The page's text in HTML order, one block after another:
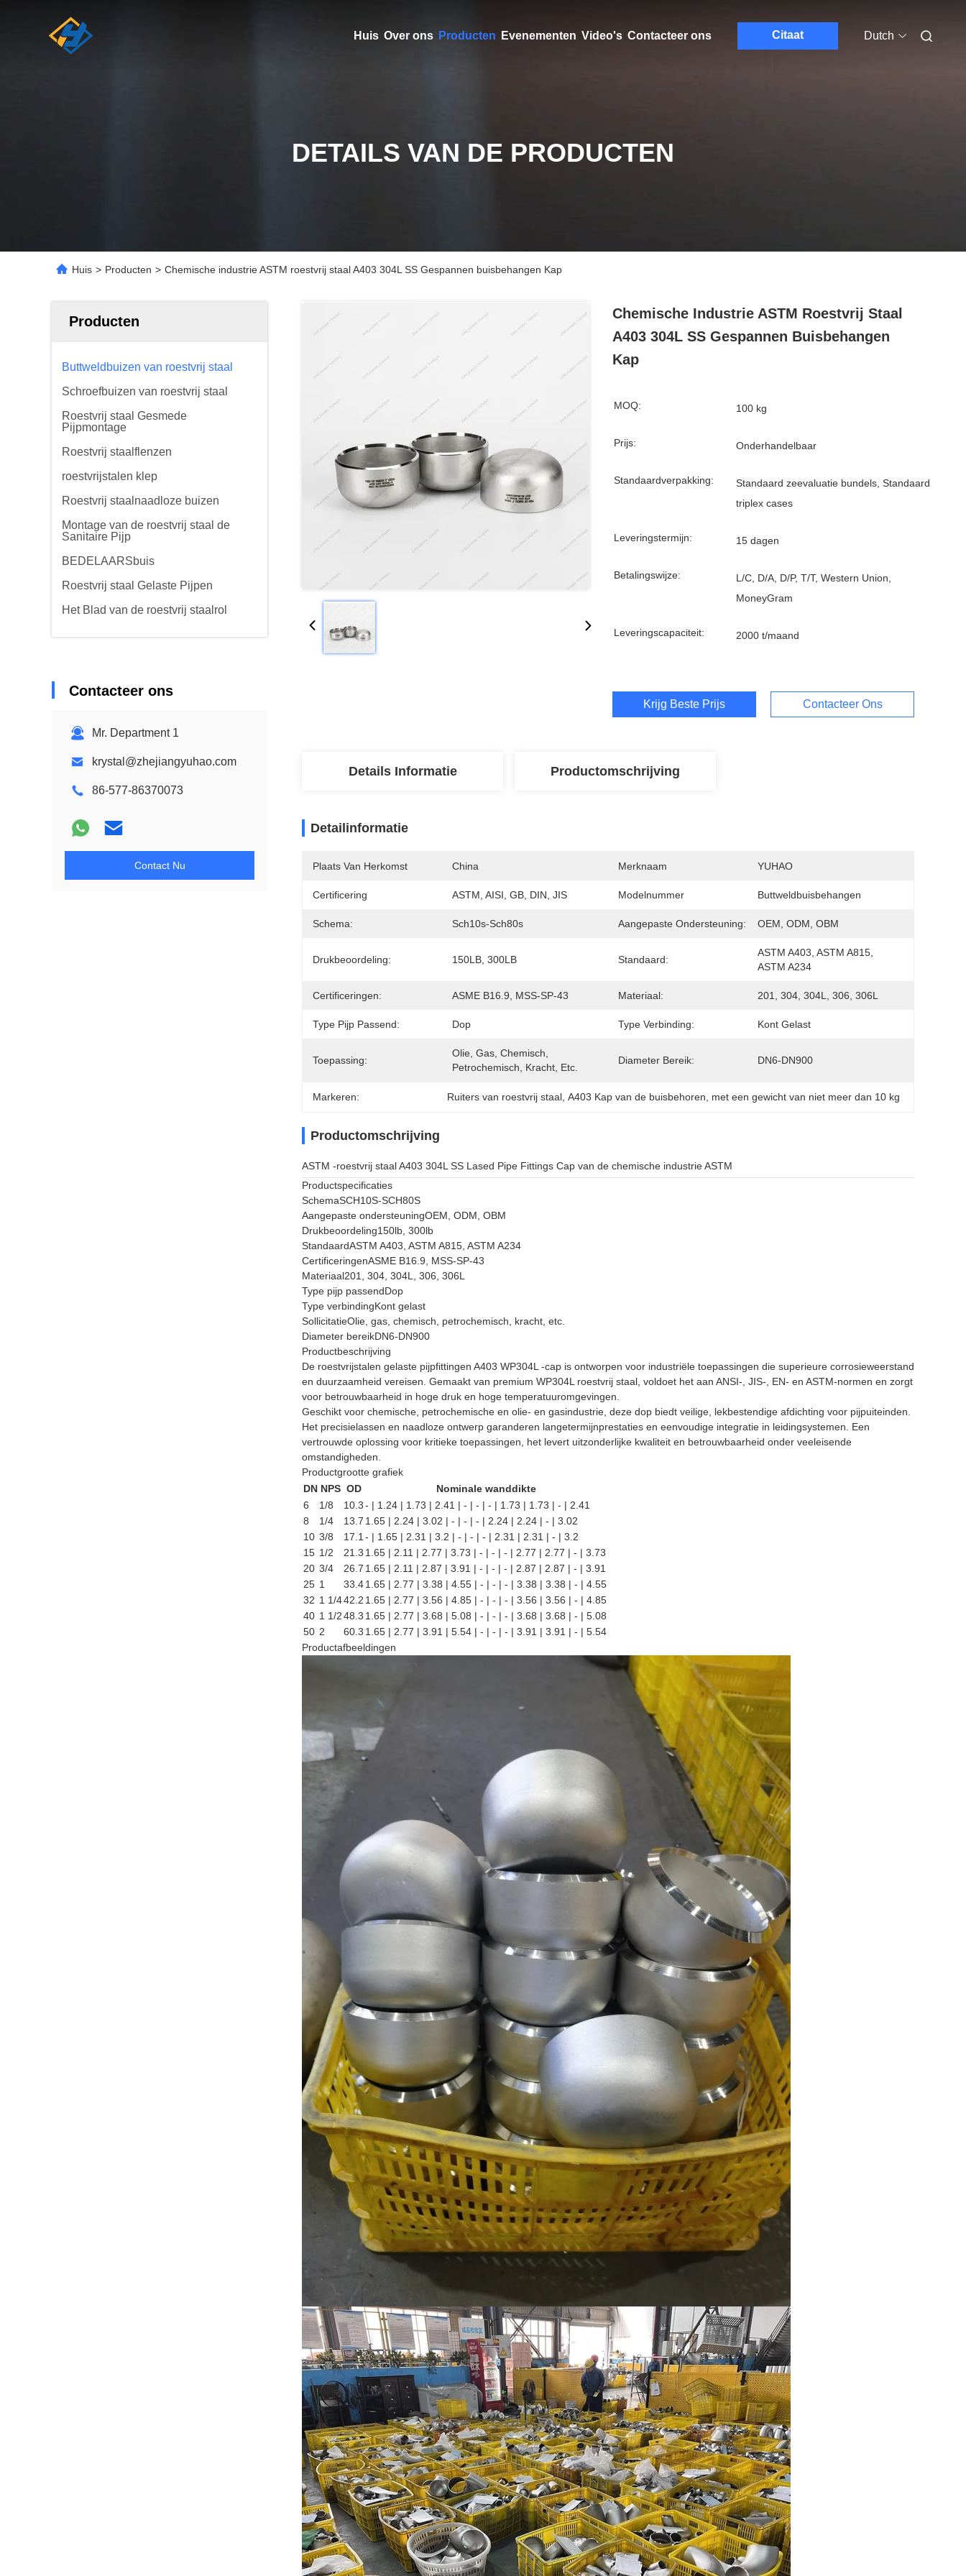
Huis Over ons Producten Evenementen Video's Contacteer ons Citaat Dutch
DETAILS VAN DE PRODUCTEN
Huis > Producten > Chemische industrie ASTM roestvrij staal A403 304L SS Gespannen buisbehangen Kap
Producten
Buttweldbuizen van roestvrij staal
Schroefbuizen van roestvrij staal
Roestvrij staal Gesmede
Pijpmontage
Roestvrij staalflenzen
roestvrijstalen klep
Roestvrij staalnaadloze buizen
Montage van de roestvrij staal de
Sanitaire Pijp
BEDELAARSbuis
Roestvrij staal Gelaste Pijpen
Het Blad van de roestvrij staalrol
Contacteer ons
Mr. Department 1
krystal@zhejiangyuhao.com
86-577-86370073
Contact Nu
Chemische Industrie ASTM Roestvrij Staal
A403 304L SS Gespannen Buisbehangen
Kap
MOQ: 100 kg
Prijs: Onderhandelbaar
Standaardverpakking:
Standaard zeevaluatie bundels, Standaard
triplex cases
Leveringstermijn: 15 dagen
Betalingswijze:
L/C, D/A, D/P, T/T, Western Union,
MoneyGram
Leveringscapaciteit: 2000 t/maand
Krijg Beste Prijs Contacteer Ons
Details Informatie Productomschrijving
Detailinformatie
Plaats Van Herkomst China Merknaam YUHAO
Certificering ASTM, AISI, GB, DIN, JIS Modelnummer Buttweldbuisbehangen
Schema: Sch10s-Sch80s Aangepaste Ondersteuning: OEM, ODM, OBM
Drukbeoordeling: 150LB, 300LB Standaard:
ASTM A403, ASTM A815,
ASTM A234
Certificeringen: ASME B16.9, MSS-SP-43 Materiaal: 201, 304, 304L, 306, 306L
Type Pijp Passend: Dop Type Verbinding: Kont Gelast
Toepassing:
Olie, Gas, Chemisch,
Petrochemisch, Kracht, Etc.
Diameter Bereik: DN6-DN900
Markeren: Ruiters van roestvrij staal , A403 Kap van de buisbehoren met een gewicht van niet meer dan 10 kg
Productomschrijving
ASTM -roestvrij staal A403 304L SS Lased Pipe Fittings Cap van de chemische industrie ASTM
Productspecificaties
SchemaSCH10S-SCH80S
Aangepaste ondersteuningOEM, ODM, OBM
Drukbeoordeling150lb, 300lb
StandaardASTM A403, ASTM A815, ASTM A234
CertificeringenASME B16.9, MSS-SP-43
Materiaal201, 304, 304L, 306, 306L
Type pijp passendDop
Type verbindingKont gelast
SollicitatieOlie, gas, chemisch, petrochemisch, kracht, etc.
Diameter bereikDN6-DN900
Productbeschrijving
De roestvrijstalen gelaste pijpfittingen A403 WP304L -cap is ontworpen voor industriële toepassingen die superieure corrosieweerstand
en duurzaamheid vereisen. Gemaakt van premium WP304L roestvrij staal, voldoet het aan ANSI-, JIS-, EN- en ASTM-normen en zorgt
voor betrouwbaarheid in hoge druk en hoge temperatuuromgevingen.
Geschikt voor chemische, petrochemische en olie- en gasindustrie, deze dop biedt veilige, lekbestendige afdichting voor pijpuiteinden.
Het precisielassen en naadloze ontwerp garanderen langetermijnprestaties en eenvoudige integratie in leidingsystemen. Een
vertrouwde oplossing voor kritieke toepassingen, het levert uitzonderlijke kwaliteit en betrouwbaarheid onder veeleisende
omstandigheden.
Productgrootte grafiek
DN NPS OD
Nominale wanddikte
6
1/8 10.3- | 1.24 | 1.73 | 2.41 | - | - | - | 1.73 | 1.73 | - | 2.41
8
1/4 13.7 1.65 | 2.24 | 3.02 | - | - | - | 2.24 | 2.24 | - | 3.02
10 3/8 17.1 - | 1.65 | 2.31 | 3.2 | - | - | - | 2.31 | 2.31 | - | 3.2
15 1/2 21.3 1.65 | 2.11 | 2.77 | 3.73 | - | - | - | 2.77 | 2.77 | - | 3.73
20 3/4 26.7 1.65 | 2.11 | 2.87 | 3.91 | - | - | - | 2.87 | 2.87 | - | 3.91
25 1 33.41.65 | 2.77 | 3.38 | 4.55 | - | - | - | 3.38 | 3.38 | - | 4.55
32 1 1/442.2 1.65 | 2.77 | 3.56 | 4.85 | - | - | - | 3.56 | 3.56 | - | 4.85
40 1 1/248.3 1.65 | 2.77 | 3.68 | 5.08 | - | - | - | 3.68 | 3.68 | - | 5.08
50 2 60.3 1.65 | 2.77 | 3.91 | 5.54 | - | - | - | 3.91 | 3.91 | - | 5.54
Productafbeeldingen